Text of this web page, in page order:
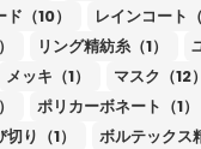
（10）
レインコート（
リング精紡糸（1）
メッキ（1）
マスク（12）
ポリカーボネート（1）
り（1）
ボルテックス